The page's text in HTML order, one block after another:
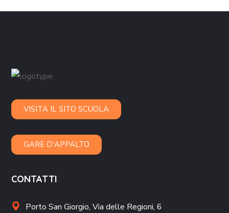
VISITA IL SITO SCUOLA
GARE D'APPALTO
CONTATTI
Porto San Giorgio,Via delle Regioni, 6